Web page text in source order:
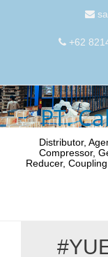
+62
PT.
Distributor,
Compressor,
Reducer,